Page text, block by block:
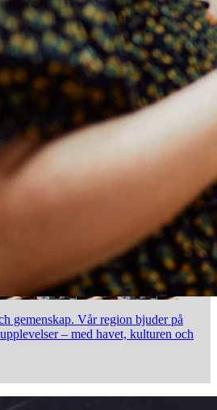
gemenskap. Vår region bjuder på
– med havet, kulturen och